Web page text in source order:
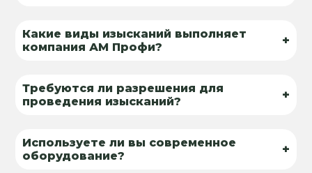
Какие виды изысканий выполняет
компания АМ Профи?
+
Требуются ли разрешения для
проведения изысканий?
+
Используете ли вы современное
оборудование?
+